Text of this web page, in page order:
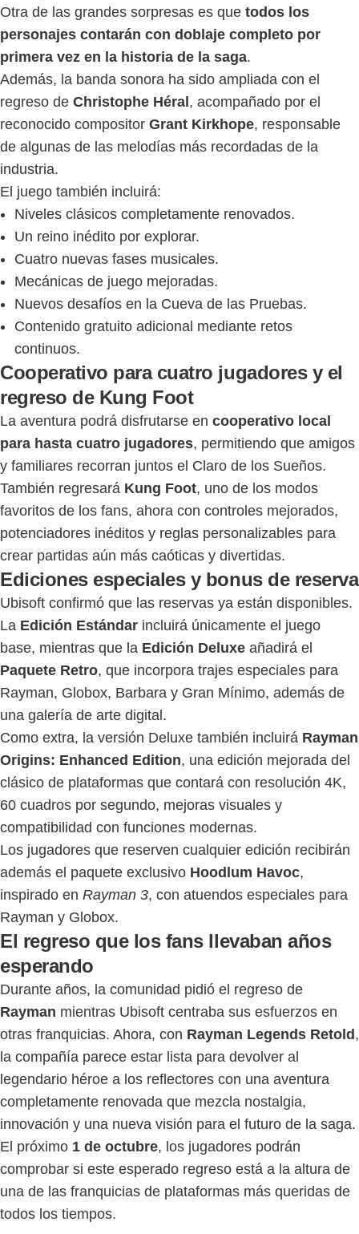
Otra de las grandes sorpresas es que todos los
personajes contarán con doblaje completo por
primera vez en la historia de la saga.
Además, la banda sonora ha sido ampliada con el
regreso de Christophe Héral, acompañado por el
reconocido compositor Grant Kirkhope, responsable
de algunas de las melodías más recordadas de la
industria.
El juego también incluirá:
Niveles clásicos completamente renovados.
Un reino inédito por explorar.
Cuatro nuevas fases musicales.
Mecánicas de juego mejoradas.
Nuevos desafíos en la Cueva de las Pruebas.
Contenido gratuito adicional mediante retos
continuos.
Cooperativo para cuatro jugadores y el
regreso de Kung Foot
La aventura podrá disfrutarse en cooperativo local
para hasta cuatro jugadores, permitiendo que amigos
y familiares recorran juntos el Claro de los Sueños.
También regresará Kung Foot, uno de los modos
favoritos de los fans, ahora con controles mejorados,
potenciadores inéditos y reglas personalizables para
crear partidas aún más caóticas y divertidas.
Ediciones especiales y bonus de reserva
Ubisoft confirmó que las reservas ya están disponibles.
La Edición Estándar incluirá únicamente el juego
base, mientras que la Edición Deluxe añadirá el
Paquete Retro, que incorpora trajes especiales para
Rayman, Globox, Barbara y Gran Mínimo, además de
una galería de arte digital.
Como extra, la versión Deluxe también incluirá Rayman
Origins: Enhanced Edition, una edición mejorada del
clásico de plataformas que contará con resolución 4K,
60 cuadros por segundo, mejoras visuales y
compatibilidad con funciones modernas.
Los jugadores que reserven cualquier edición recibirán
además el paquete exclusivo Hoodlum Havoc,
inspirado en Rayman 3, con atuendos especiales para
Rayman y Globox.
El regreso que los fans llevaban años
esperando
Durante años, la comunidad pidió el regreso de
Rayman mientras Ubisoft centraba sus esfuerzos en
otras franquicias. Ahora, con Rayman Legends Retold,
la compañía parece estar lista para devolver al
legendario héroe a los reflectores con una aventura
completamente renovada que mezcla nostalgia,
innovación y una nueva visión para el futuro de la saga.
El próximo 1 de octubre, los jugadores podrán
comprobar si este esperado regreso está a la altura de
una de las franquicias de plataformas más queridas de
todos los tiempos.